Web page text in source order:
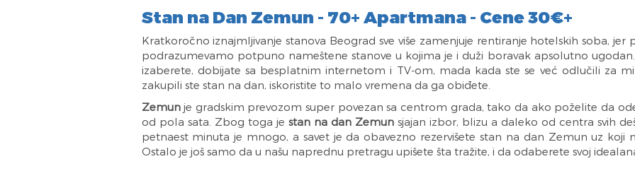
Stan na Dan Zemun - 70+ Apartmana - Cene 30€+
Kratkoročno iznajmljivanje stanova Beograd sve više zamenjuje rentiranje hotelskih soba,
podrazumevamo potpuno nameštene stanove u kojima je i duži boravak apsolutno ugodan.
izaberete, dobijate sa besplatnim internetom i TV-om, mada kada ste se već odlučili za
zakupili ste stan na dan, iskoristite to malo vremena da ga obiđete.
Zemunje gradskim prevozom super povezan sa centrom grada, tako da ako poželite da
od pola sata. Zbog toga je stan na dan Zemunsjajan izbor, blizu a daleko od centra svih
petnaest minuta je mnogo, a savet je da obavezno rezervišete stan na dan Zemun uz koji
Ostalo je još samo da u našu naprednu pretragu upišete šta tražite, i da odaberete svoj